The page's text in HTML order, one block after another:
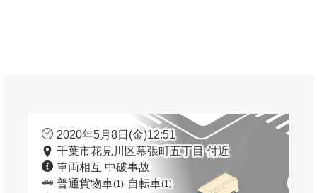
2020年5月8日(金)12:51
千葉市花見川区幕張町五丁目 付近
車両相互 中破事故
普通貨物車(1) 自転車(1)